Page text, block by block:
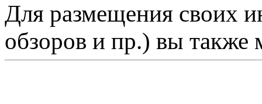
Для размещения своих
обзоров и пр.) вы также